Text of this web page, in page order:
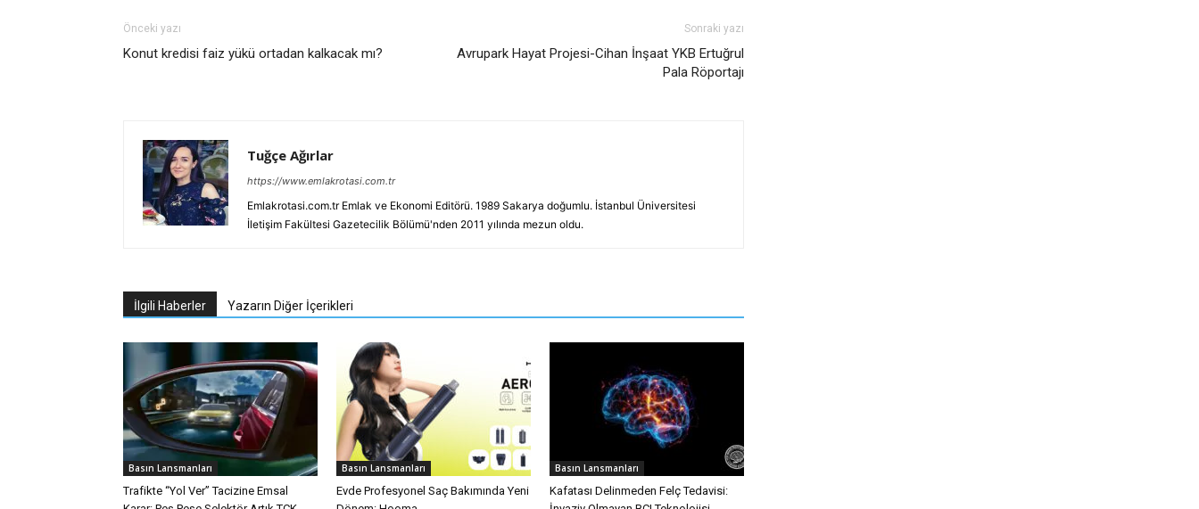
Önceki yazı
Konut kredisi faiz yükü ortadan kalkacak mı?
Sonraki yazı
Avrupark Hayat Projesi-Cihan İnşaat YKB Ertuğrul
Pala Röportajı
Tuğçe Ağırlar
https://www.emlakrotasi.com.tr
Emlakrotasi.com.tr Emlak ve Ekonomi Editörü. 1989 Sakarya doğumlu. İstanbul Üniversitesi
İletişim Fakültesi Gazetecilik Bölümü'nden 2011 yılında mezun oldu.
İlgili Haberler Yazarın Diğer İçerikleri
Basın Lansmanları
Trafikte “Yol Ver” Tacizine Emsal
Basın Lansmanları
Evde Profesyonel Saç Bakımında Yeni
Basın Lansmanları
Kafatası Delinmeden Felç Tedavisi: